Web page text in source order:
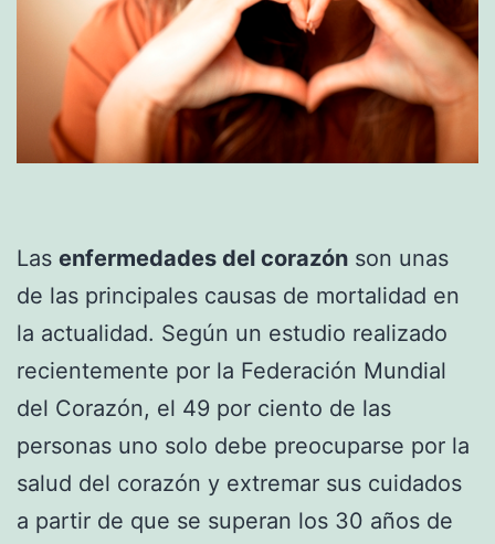
Las enfermedades del corazón son unas
de las principales causas de mortalidad en
la actualidad. Según un estudio realizado
recientemente por la Federación Mundial
del Corazón, el 49 por ciento de las
personas uno solo debe preocuparse por la
salud del corazón y extremar sus cuidados
a partir de que se superan los 30 años de